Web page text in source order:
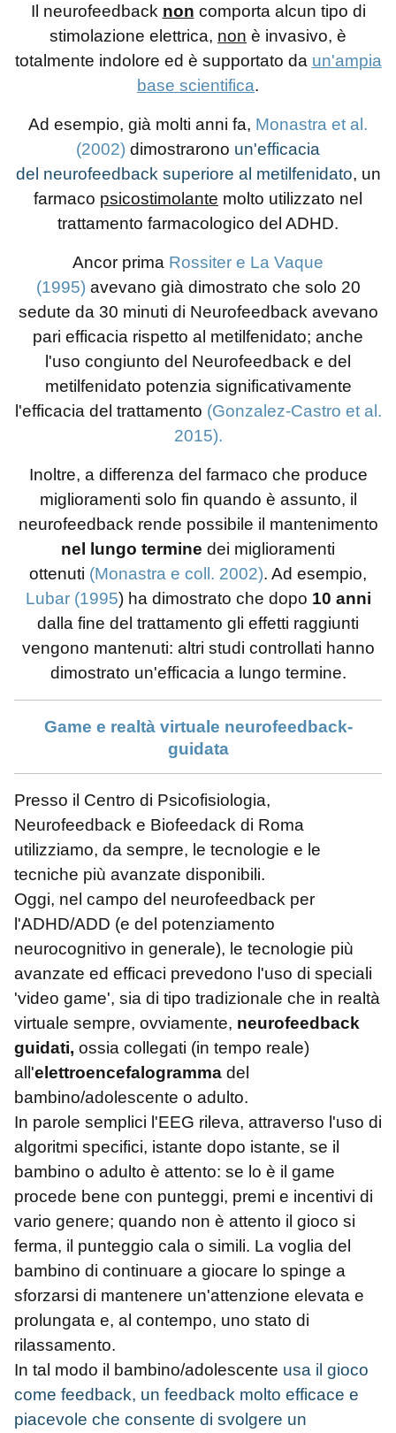
Il neurofeedback non comporta alcun tipo di
stimolazione elettrica, non è invasivo, è
totalmente indolore ed è supportato da un'ampia
base scientifica.
Ad esempio, già molti anni fa, Monastra et al.
(2002) dimostrarono un'efficacia
del neurofeedback superiore al metilfenidato, un
farmaco psicostimolante molto utilizzato nel
trattamento farmacologico del ADHD.
Ancor prima Rossiter e La Vaque
(1995) avevano già dimostrato che solo 20
sedute da 30 minuti di Neurofeedback avevano
pari efficacia rispetto al metilfenidato; anche
l'uso congiunto del Neurofeedback e del
metilfenidato potenzia significativamente
l'efficacia del trattamento (Gonzalez-Castro et al.
2015).
Inoltre, a differenza del farmaco che produce
miglioramenti solo fin quando è assunto, il
neurofeedback rende possibile il mantenimento
nel lungo termine dei miglioramenti
ottenuti (Monastra e coll. 2002). Ad esempio,
Lubar (1995) ha dimostrato che dopo 10 anni
dalla fine del trattamento gli effetti raggiunti
vengono mantenuti: altri studi controllati hanno
dimostrato un'efficacia a lungo termine.
Game e realtà virtuale neurofeedback-
guidata
Presso il Centro di Psicofisiologia,
Neurofeedback e Biofeedack di Roma
utilizziamo, da sempre, le tecnologie e le
tecniche più avanzate disponibili.
Oggi, nel campo del neurofeedback per
l'ADHD/ADD (e del potenziamento
neurocognitivo in generale), le tecnologie più
avanzate ed efficaci prevedono l'uso di speciali
'video game', sia di tipo tradizionale che in realtà
virtuale sempre, ovviamente, neurofeedback
guidati, ossia collegati (in tempo reale)
all'elettroencefalogramma del
bambino/adolescente o adulto.
In parole semplici l'EEG rileva, attraverso l'uso di
algoritmi specifici, istante dopo istante, se il
bambino o adulto è attento: se lo è il game
procede bene con punteggi, premi e incentivi di
vario genere; quando non è attento il gioco si
ferma, il punteggio cala o simili. La voglia del
bambino di continuare a giocare lo spinge a
sforzarsi di mantenere un'attenzione elevata e
prolungata e, al contempo, uno stato di
rilassamento.
In tal modo il bambino/adolescente usa il gioco
come feedback, un feedback molto efficace e
piacevole che consente di svolgere un